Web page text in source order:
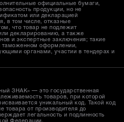
официальные бумаги,
продукции, но не
или декларацией
в том числе, отказные
что товар не подлежит
декларированию, а также
и экспертные заключения; такие
таможенном оформлении,
органами, участии в тендерах и
ЗНАК» — это государственная
товаров, при которой
уникальный код. Такой код
товара от производителя до
легальность и подлинность
Федерации.